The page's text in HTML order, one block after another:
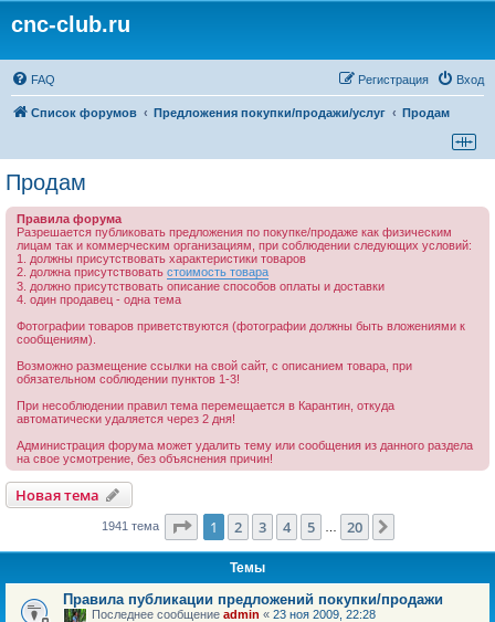
cnc-club.ru
FAQ Вход
Регистрация
Список форумов Предложения покупки/продажи/услуг Продам
Продам
Правила форума
Разрешается публиковать предложения по покупке/продаже как физическим
лицам так и коммерческим организациям, при соблюдении следующих условий:
1. должны присутствовать характеристики товаров
2. должна присутствовать стоимость товара
3. должно присутствовать описание способов оплаты и доставки
4. один продавец - одна тема
Фотографии товаров приветствуются (фотографии должны быть вложениями к
сообщениям).
Возможно размещение ссылки на свой сайт, с описанием товара, при
обязательном соблюдении пунктов 1-3!
При несоблюдении правил тема перемещается в Карантин, откуда
автоматически удаляется через 2 дня!
Администрация форума может удалить тему или сообщения из данного раздела
на свое усмотрение, без объяснения причин!
Новая тема
1941 тема Страница из 20
1 2 3 4 5 20
Темы
Правила публикации предложений покупки/продажи
Последнее сообщение admin « 23 ноя 2009, 22:28